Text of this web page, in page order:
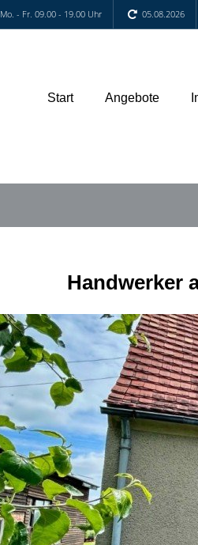
Mo. - Fr. 09.00 - 19.00 Uhr 05.08.2026
Start Angebote
Handwerker